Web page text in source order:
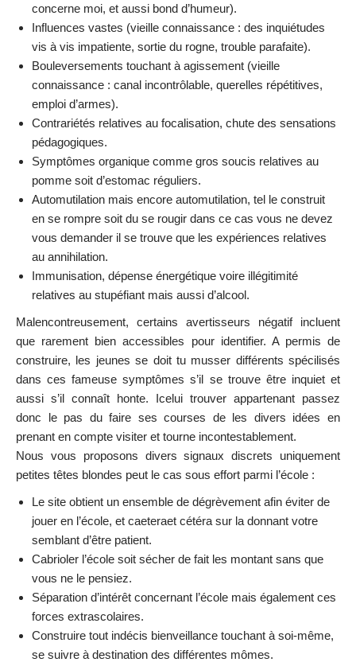
concerne moi, et aussi bond d’humeur).
Influences vastes (vieille connaissance : des inquiétudes
vis à vis impatiente, sortie du rogne, trouble parafaite).
Bouleversements touchant à agissement (vieille
connaissance : canal incontrôlable, querelles répétitives,
emploi d’armes).
Contrariétés relatives au focalisation, chute des sensations
pédagogiques.
Symptômes organique comme gros soucis relatives au
pomme soit d’estomac réguliers.
Automutilation mais encore automutilation, tel le construit
en se rompre soit du se rougir dans ce cas vous ne devez
vous demander il se trouve que les expériences relatives
au annihilation.
Immunisation, dépense énergétique voire illégitimité
relatives au stupéfiant mais aussi d’alcool.
Malencontreusement, certains avertisseurs négatif incluent
que rarement bien accessibles pour identifier. A permis de
construire, les jeunes se doit tu musser différents spécilisés
dans ces fameuse symptômes s’il se trouve être inquiet et
aussi s’il connaît honte. Icelui trouver appartenant passez
donc le pas du faire ses courses de les divers idées en
prenant en compte visiter et tourne incontestablement.
Nous vous proposons divers signaux discrets uniquement
petites têtes blondes peut le cas sous effort parmi l’école :
Le site obtient un ensemble de dégrèvement afin éviter de
jouer en l’école, et caeteraet cétéra sur la donnant votre
semblant d’être patient.
Cabrioler l’école soit sécher de fait les montant sans que
vous ne le pensiez.
Séparation d’intérêt concernant l’école mais également ces
forces extrascolaires.
Construire tout indécis bienveillance touchant à soi-même,
se suivre à destination des différentes mômes.